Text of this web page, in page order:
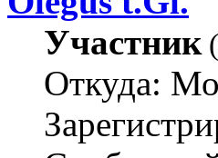
Участник(
Откуда: